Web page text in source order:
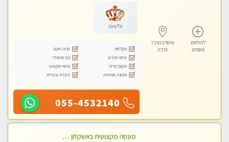
לפרטים
נוספים
עיסוי במרכז
גדרה
פלטינה
מקלחת
חניה חינם
עיסוי מרגיע
נקי ומסודר
מקום פרטי
עיסוי מקצועי
תמונה אמיתית
דוברת עיברית
055-4532140
מעסה מקצועית באשקלון מסאז' מפנק ומשחרר ומרגיע באווירה נעימה ושקטה